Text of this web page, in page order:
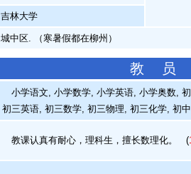
吉林大学
城中区. （寒暑假都在柳州）
教 员
小学语文, 小学数学, 小学英语, 小学奥数,
初三英语, 初三数学, 初三物理, 初三化学, 初
教课认真有耐心，理科生，擅长数理化。 (